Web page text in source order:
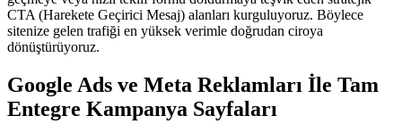
CTA (Harekete Geçirici Mesaj) alanları kurguluyoruz. Böylece
sitenize gelen trafiği en yüksek verimle doğrudan ciroya
dönüştürüyoruz.
Google Ads ve Meta Reklamları İle Tam
Entegre Kampanya Sayfaları